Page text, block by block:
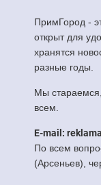
ПримГород -
открыт для
хранятся
разные годы.
Мы
всем.
E-mail:
По всем
(Арсеньев),